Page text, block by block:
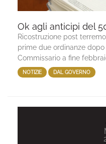
Ok agli anticipi del
Ricostruzione post
prime due ordinanze
Commissario a fine
NOTIZIE DAL GOVERNO